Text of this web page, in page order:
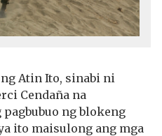
Atin Ito, sinabi ni
Cendaña na
ng blokeng
ito maisulong ang mga